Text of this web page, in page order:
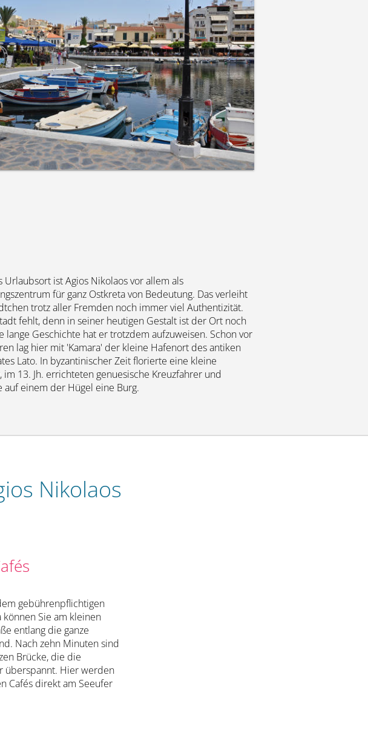
Urlaubsort ist Agios Nikolaos vor allem als
für ganz Ostkreta von Bedeutung. Das verleiht
trotz aller Fremden noch immer viel Authentizität.
fehlt, denn in seiner heutigen Gestalt ist der Ort noch
lange Geschichte hat er trotzdem aufzuweisen. Schon vor
lag hier mit 'Kamara' der kleine Hafenort des antiken
Lato. In byzantinischer Zeit florierte eine kleine
im 13. Jh. errichteten genuesische Kreuzfahrer und
auf einem der Hügel eine Burg.
Nikolaos
gebührenpflichtigen
können Sie am kleinen
entlang die ganze
Nach zehn Minuten sind
Brücke, die die
überspannt. Hier werden
Cafés direkt am Seeufer